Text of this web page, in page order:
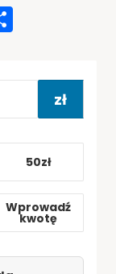
zł
50zł
Wprowadź
kwotę